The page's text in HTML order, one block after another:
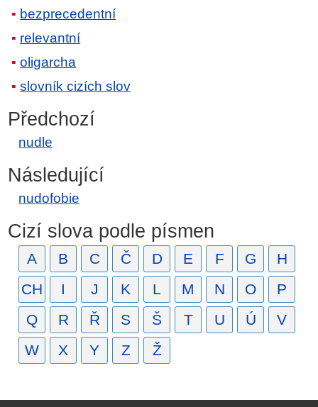
bezprecedentní
relevantní
oligarcha
slovník cizích slov
Předchozí
nudle
Následující
nudofobie
Cizí slova podle písmen
A B C Č D E F G
H
CH
I J K L M N O
P
Q
R Ř S Š T U Ú
V
W
X Y Z Ž